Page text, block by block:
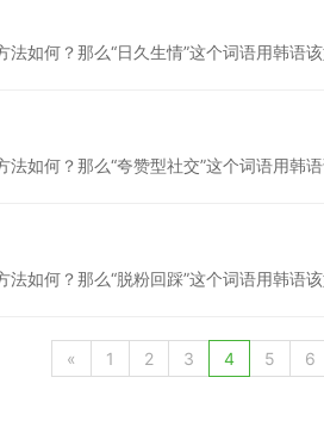
法如何？那么“日久生情”这个词语用韩语
法如何？那么“夸赞型社交”这个词语用韩
法如何？那么“脱粉回踩”这个词语用韩语
« 1 2 3 4 5 6